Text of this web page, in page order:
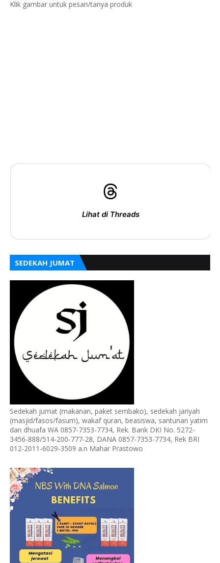
Klik gambar untuk pesan/tanya produk
Lihat di Threads
SEDEKAH JUMAT
Sedekah jumat (makanan, paket sembako), sedekah jariyah
(masjid/fasos/fasum), wakaf quran, beasiswa, santunan yatim
dan dhuafa WA 0857-7353-7734, Rek. Bank DKI No. 5272-
3456-888/514-200-777-28, DANA 0857-7353-7734, Rek BRI
012-2011-6029-3509 a.n Mahar Prastowo